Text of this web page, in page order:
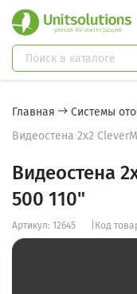
Главная Системы
Видеостена 2x2
Видеостена
500 110"
Артикул: 12645 Код